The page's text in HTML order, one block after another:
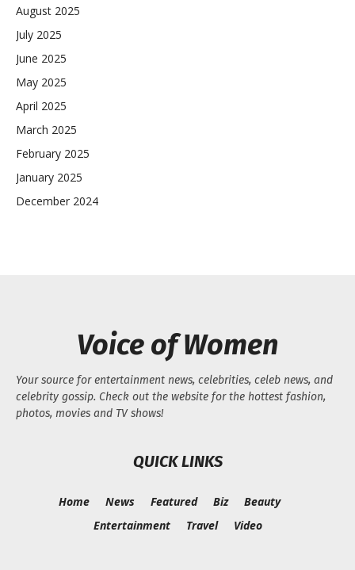
August 2025
July 2025
June 2025
May 2025
April 2025
March 2025
February 2025
January 2025
December 2024
Voice of Women
Your source for entertainment news, celebrities, celeb news, and
celebrity gossip. Check out the website for the hottest fashion,
photos, movies and TV shows!
QUICK LINKS
Home News Featured Biz
Beauty
Entertainment
Travel Video